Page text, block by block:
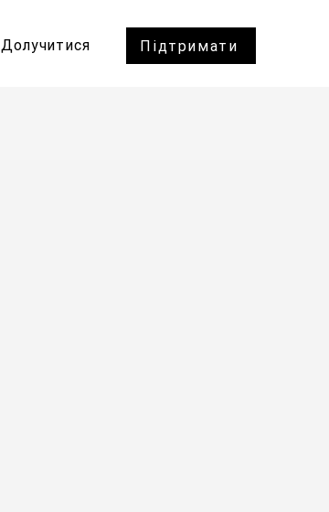
Долучитися Підтримати